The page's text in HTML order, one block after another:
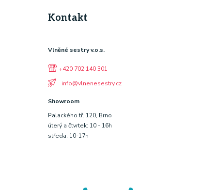
Kontakt
Vlněné sestry v.o.s.
+420 702 140 301
info@vlnenesestry.cz
Showroom
Palackého tř. 120, Brno
úterý a čtvrtek: 10 - 16h
středa: 10-17h